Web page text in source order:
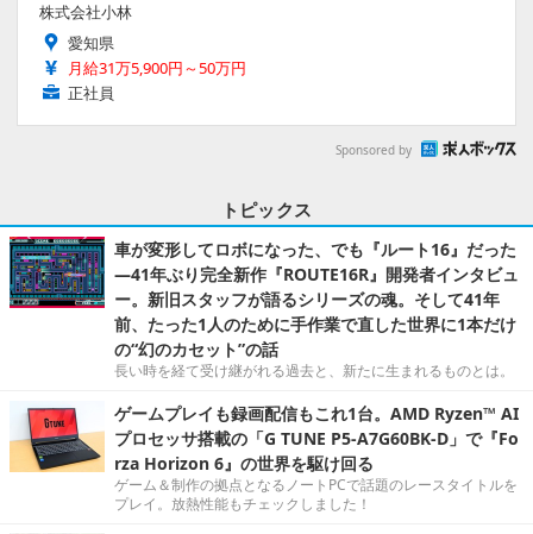
株式会社小林
愛知県
月給31万5,900円～50万円
正社員
Sponsored by
トピックス
車が変形してロボになった、でも『ルート16』だった
―41年ぶり完全新作『ROUTE16R』開発者インタビュ
ー。新旧スタッフが語るシリーズの魂。そして41年
前、たった1人のために手作業で直した世界に1本だけ
の“幻のカセット”の話
長い時を経て受け継がれる過去と、新たに生まれるものとは。
ゲームプレイも録画配信もこれ1台。AMD Ryzen™ AI
プロセッサ搭載の「G TUNE P5-A7G60BK-D」で『Fo
rza Horizon 6』の世界を駆け回る
ゲーム＆制作の拠点となるノートPCで話題のレースタイトルを
プレイ。放熱性能もチェックしました！